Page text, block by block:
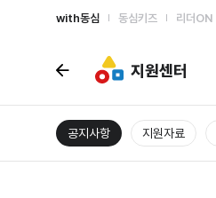
with동심 동심키즈 리더ON
지원센터
공지사항 지원자료